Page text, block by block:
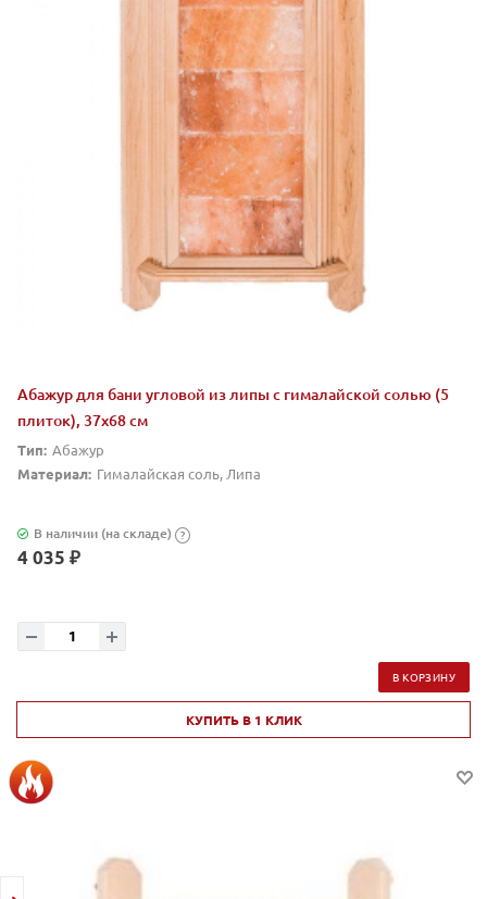
Абажур для бани угловой из липы с гималайской солью (5
плиток), 37х68 см
Тип: Абажур
Материал: Гималайская соль, Липа
В наличии (на складе) ?
4 035 ₽
В КОРЗИНУ
КУПИТЬ В 1 КЛИК